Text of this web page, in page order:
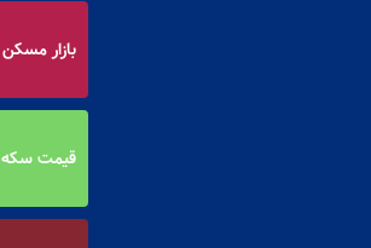
بازار مسکن
قیمت سکه